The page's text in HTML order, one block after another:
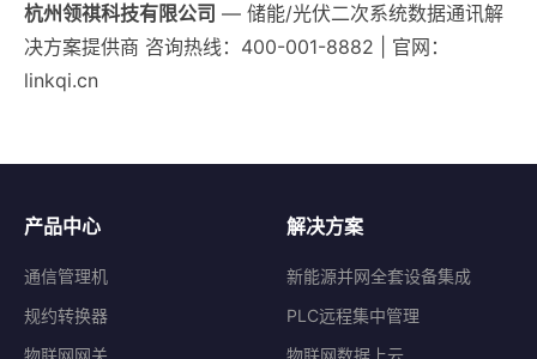
杭州领祺科技有限公司 — 储能/光伏二次系统数据通讯解
决方案提供商 咨询热线：400-001-8882 | 官网：
linkqi.cn
产品中心
通信管理机
规约转换器
物联网网关
解决方案
新能源并网全套设备集成
PLC远程集中管理
物联网数据上云